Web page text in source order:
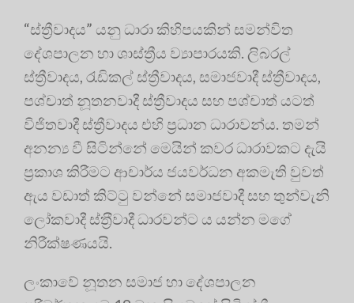
“ස්ත්‍රීවාදය” යනු ධාරා කිහිපයකින් සමන්විත
දේශපාලන හා ශාස්ත්‍රීය ව්‍යාපාරයකි. ලිබරල්
ස්ත්‍රීවාදය, රැඩිකල් ස්ත්‍රීවාදය, සමාජවාදී ස්ත්‍රීවාදය,
පශ්චාත් නූතනවාදී ස්ත්‍රීවාදය සහ පශ්චාත් යටත්
විජිතවාදී ස්ත්‍රීවාදය එහි ප්‍රධාන ධාරාවන්ය. තමන්
අනන්‍ය වී සිටින්නේ මෙයින් කවර ධාරාවකට දැයි
ප්‍රකාශ කිරීමට ආචාර්ය ජයවර්ධන අකමැති වුවත්
ඇය වඩාත් කිට්ටු වන්නේ සමාජවාදී සහ තුන්වැනි
ලෝකවාදී ස්ත‍්‍රීවාදී ධාරවන්ට ය යන්න මගේ
නිරීක්ෂණයයි.
ලංකාවේ නූතන සමාජ හා දේශපාලන